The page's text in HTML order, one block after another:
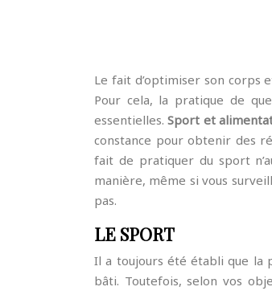
Le fait d’optimiser son corps
Pour cela, la pratique de
essentielles.Sport et
constance pour obtenir des
fait de pratiquer du sport
manière, même si vous
pas.
LE SPORT
Il a toujours été établi que la
bâti. Toutefois, selon vos